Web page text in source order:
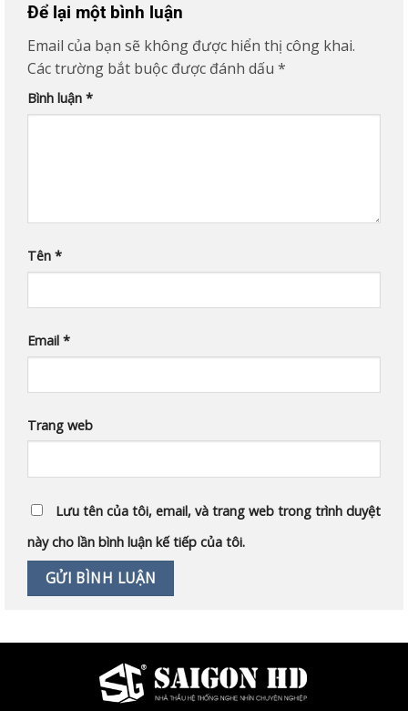
Để lại một bình luận
Email của bạn sẽ không được hiển thị công khai.
Các trường bắt buộc được đánh dấu *
Bình luận *
Tên *
Email *
Trang web
Lưu tên của tôi, email, và trang web trong trình duyệt
này cho lần bình luận kế tiếp của tôi.